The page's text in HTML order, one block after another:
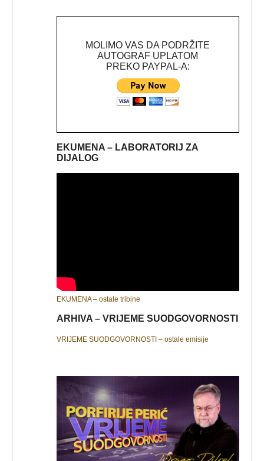
MOLIMO VAS DA PODRŽITE
AUTOGRAF UPLATOM
PREKO PAYPAL-A:
EKUMENA – LABORATORIJ ZA
DIJALOG
EKUMENA – ostale tribine
ARHIVA – VRIJEME SUODGOVORNOSTI
VRIJEME SUODGOVORNOSTI – ostale emisije